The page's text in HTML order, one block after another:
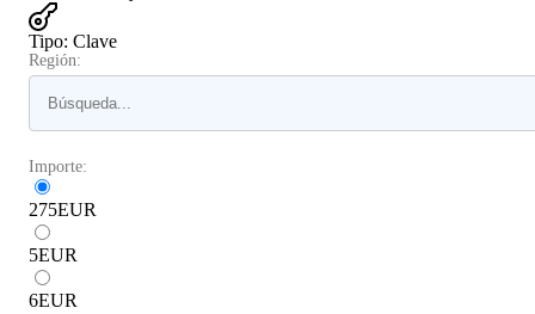
Tipo: Clave
Región:
Importe:
275EUR
5EUR
6EUR